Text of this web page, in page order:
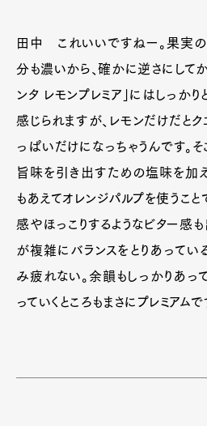
田中 これいいですねー。果実
分も濃いから、確かに逆さにして
ンタ レモンプレミア」にはしっか
感じられますが、レモンだけだと
っぱいだけになっちゃうんです。そ
旨味を引き出すための塩味を加
もあえてオレンジパルプを使うこ
感やほっこりするようなビター感
が複雑にバランスをとりあってい
み疲れない。余韻もしっかりあっ
っていくところもまさにプレミアムで